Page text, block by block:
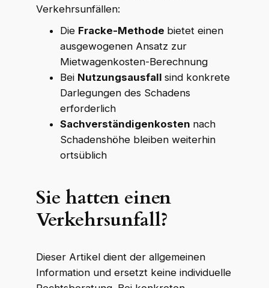
Verkehrsunfällen:
Die Fracke-Methode bietet einen
ausgewogenen Ansatz zur
Mietwagenkosten-Berechnung
Bei Nutzungsausfall sind konkrete
Darlegungen des Schadens
erforderlich
Sachverständigenkosten nach
Schadenshöhe bleiben weiterhin
ortsüblich
Sie hatten einen
Verkehrsunfall?
Dieser Artikel dient der allgemeinen
Information und ersetzt keine individuelle